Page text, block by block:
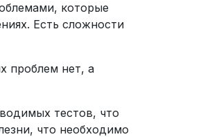
которые
Есть сложности
проблем нет, а
тестов, что
что необходимо